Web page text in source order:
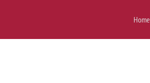
Home